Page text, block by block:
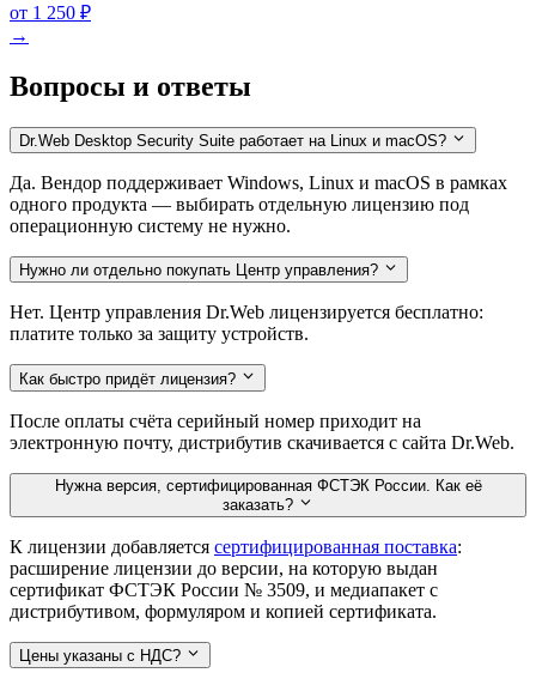
от 1 250 ₽
→
Вопросы и ответы
Dr.Web Desktop Security Suite работает на Linux и macOS?
Да. Вендор поддерживает Windows, Linux и macOS в рамках
одного продукта — выбирать отдельную лицензию под
операционную систему не нужно.
Нужно ли отдельно покупать Центр управления?
Нет. Центр управления Dr.Web лицензируется бесплатно:
платите только за защиту устройств.
Как быстро придёт лицензия?
После оплаты счёта серийный номер приходит на
электронную почту, дистрибутив скачивается с сайта Dr.Web.
Нужна версия, сертифицированная ФСТЭК России. Как её
заказать?
К лицензии добавляется сертифицированная поставка:
расширение лицензии до версии, на которую выдан
сертификат ФСТЭК России № 3509, и медиапакет с
дистрибутивом, формуляром и копией сертификата.
Цены указаны с НДС?